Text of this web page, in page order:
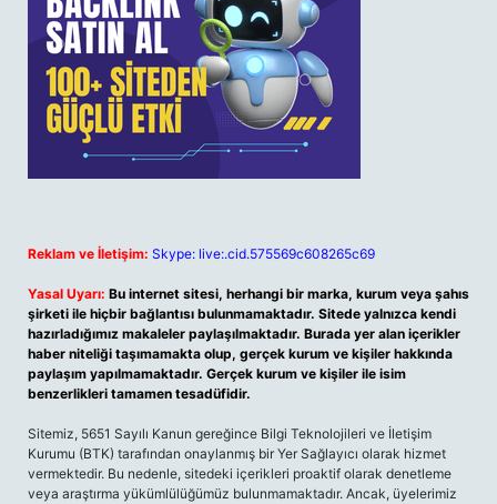
Reklam ve İletişim: Skype: live:.cid.575569c608265c69
Yasal Uyarı: Bu internet sitesi, herhangi bir marka, kurum veya şahıs
şirketi ile hiçbir bağlantısı bulunmamaktadır. Sitede yalnızca kendi
hazırladığımız makaleler paylaşılmaktadır. Burada yer alan içerikler
haber niteliği taşımamakta olup, gerçek kurum ve kişiler hakkında
paylaşım yapılmamaktadır. Gerçek kurum ve kişiler ile isim
benzerlikleri tamamen tesadüfidir.
Sitemiz, 5651 Sayılı Kanun gereğince Bilgi Teknolojileri ve İletişim
Kurumu (BTK) tarafından onaylanmış bir Yer Sağlayıcı olarak hizmet
vermektedir. Bu nedenle, sitedeki içerikleri proaktif olarak denetleme
veya araştırma yükümlülüğümüz bulunmamaktadır. Ancak, üyelerimiz